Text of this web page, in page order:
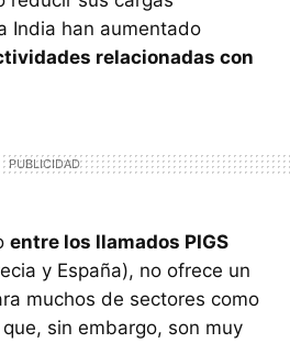
India han aumentado
relacionadas con
entre los llamados PIGS
y España), no ofrece un
muchos de sectores como
sin embargo, son muy